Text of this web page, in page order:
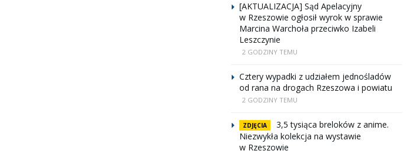
[AKTUALIZACJA] Sąd Apelacyjny
w Rzeszowie ogłosił wyrok w sprawie
Marcina Warchoła przeciwko Izabeli
Leszczynie
2 GODZINY TEMU
Cztery wypadki z udziałem jednośladów
od rana na drogach Rzeszowa i powiatu
2 GODZINY TEMU
ZDJĘCIA
3,5 tysiąca breloków z anime.
Niezwykła kolekcja na wystawie
w Rzeszowie